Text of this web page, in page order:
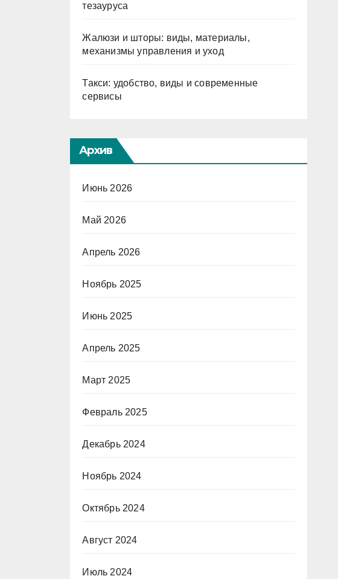
тезауруса
Жалюзи и шторы: виды, материалы,
механизмы управления и уход
Такси: удобство, виды и современные
сервисы
Архив
Июнь 2026
Май 2026
Апрель 2026
Ноябрь 2025
Июнь 2025
Апрель 2025
Март 2025
Февраль 2025
Декабрь 2024
Ноябрь 2024
Октябрь 2024
Август 2024
Июль 2024